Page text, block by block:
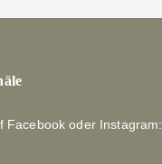
Facebook oder Instagram: